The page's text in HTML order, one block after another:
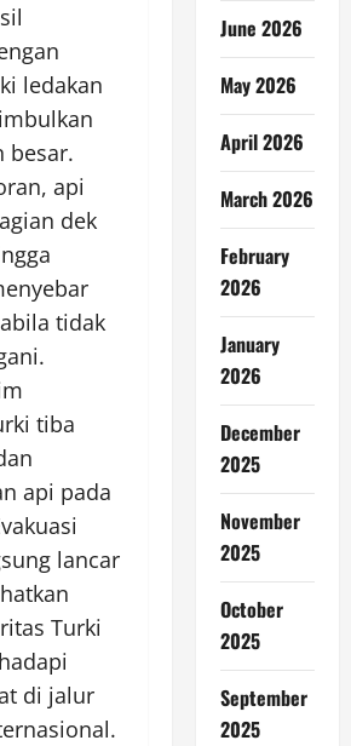
ledakan
besar.
api
dek
tidak
tiba
api pada
lancar
Turki
di jalur
June 2026
May 2026
April 2026
March 2026
February
2026
January
2026
December
2025
November
2025
October
2025
September
2025